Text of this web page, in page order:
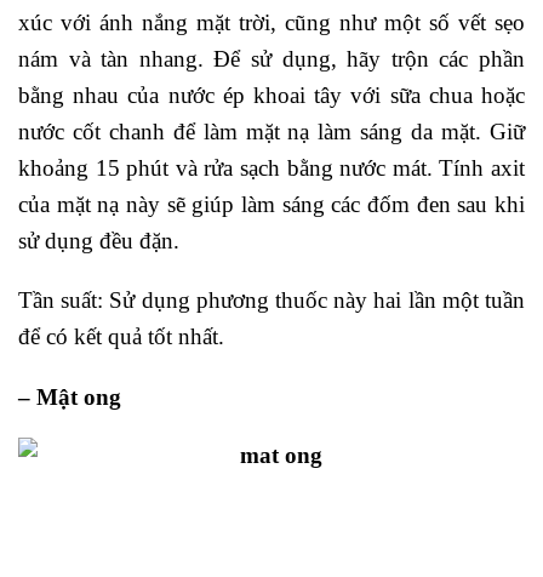
xúc với ánh nắng mặt trời, cũng như một số vết sẹo
nám và tàn nhang. Để sử dụng, hãy trộn các phần
bằng nhau của nước ép khoai tây với sữa chua hoặc
nước cốt chanh để làm mặt nạ làm sáng da mặt. Giữ
khoảng 15 phút và rửa sạch bằng nước mát. Tính axit
của mặt nạ này sẽ giúp làm sáng các đốm đen sau khi
sử dụng đều đặn.
Tần suất: Sử dụng phương thuốc này hai lần một tuần
để có kết quả tốt nhất.
– Mật ong